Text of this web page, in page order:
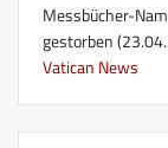
Messbücher-
gestorben
Vatican News